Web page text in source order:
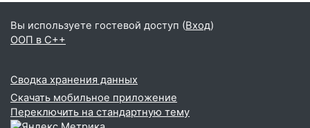
Вы используете гостевой доступ (Вход)
ООП в С++
Сводка хранения данных
Скачать мобильное приложение
Переключить на стандартную тему